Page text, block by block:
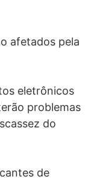
afetados pela
eletrônicos
problemas
do
de